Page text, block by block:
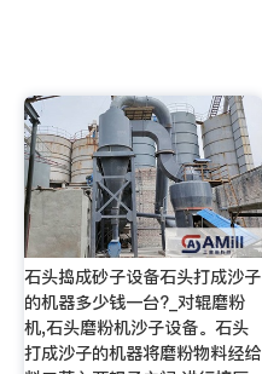
石头捣成砂子设备石头打成沙子
的机器多少钱一台?_对辊磨粉
机,石头磨粉机沙子设备。石头
打成沙子的机器将磨粉物料经给